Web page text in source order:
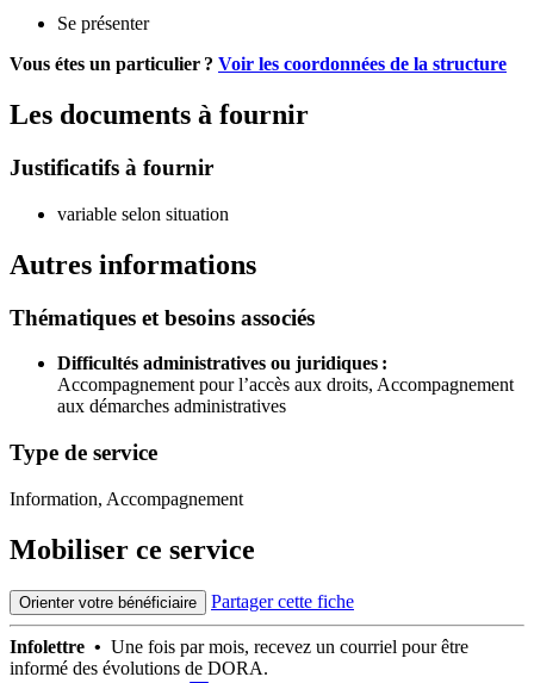
Se présenter
Vous étes un particulier ? Voir les coordonnées de la structure
Les documents à fournir
Justificatifs à fournir
variable selon situation
Autres informations
Thématiques et besoins associés
Difficultés administratives ou juridiques :
Accompagnement pour l’accès aux droits, Accompagnement
aux démarches administratives
Type de service
Information, Accompagnement
Mobiliser ce service
Orienter votre bénéficiaire Partager cette fiche
Infolettre • Une fois par mois, recevez un courriel pour être
informé des évolutions de DORA.